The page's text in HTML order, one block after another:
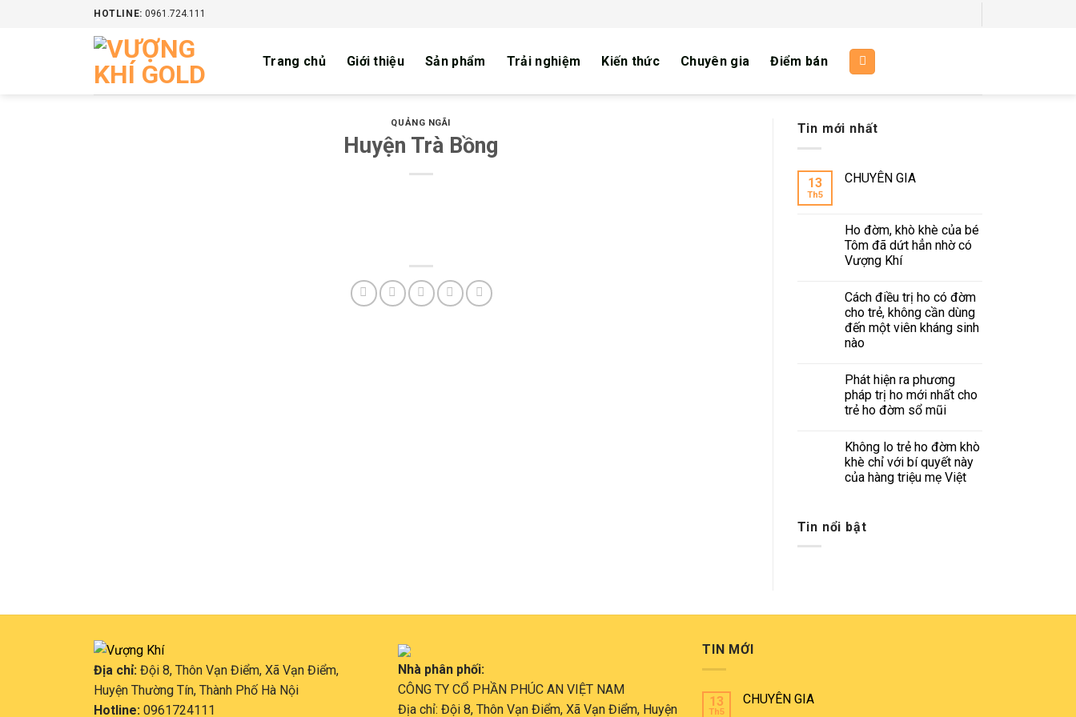
HOTLINE:0961.724.111
Trang chủ Giới thiệu Sản phẩm Trải nghiệm Kiến thức Chuyên gia Điểm bán
QUẢNG NGÃI
Huyện Trà Bồng
Tin mới nhất
13
Th5
CHUYÊN GIA
Ho đờm, khò khè của bé
Tôm đã dứt hẳn nhờ có
Vượng Khí
Cách điều trị ho có đờm
cho trẻ, không cần dùng
đến một viên kháng sinh
nào
Phát hiện ra phương
pháp trị ho mới nhất cho
trẻ ho đờm sổ mũi
Không lo trẻ ho đờm khò
khè chỉ với bí quyết này
của hàng triệu mẹ Việt
Tin nổi bật
Địa chỉ: Đội 8, Thôn Vạn Điểm, Xã Vạn Điểm,
Huyện Thường Tín, Thành Phố Hà Nội
Hotline: 0961724111
Nhà phân phối:
CÔNG TY CỔ PHẦN PHÚC AN VIỆT NAM
Địa chỉ: Đội 8, Thôn Vạn Điểm, Xã Vạn Điểm, Huyện
TIN MỚI
13
Th5
CHUYÊN GIA